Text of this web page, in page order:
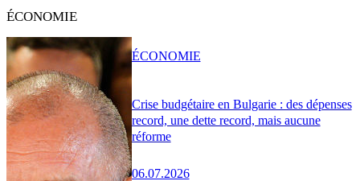
ÉCONOMIE
Crise budgétaire en Bulgarie : des dépenses
record, une dette record, mais aucune
réforme
06.07.2026
ÉCONOMIE